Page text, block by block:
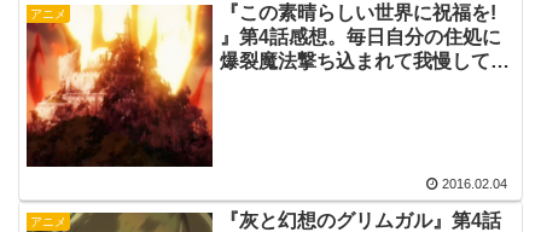
アニメ
『この素晴らしい世界に祝福を!
』第4話感想。毎日自分の住処に
爆裂魔法撃ち込まれて我慢してた
2016.02.04
アニメ
『灰と幻想のグリムガル』第4話